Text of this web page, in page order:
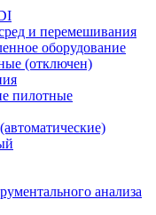
и перемешивания
оборудование
(отключен)
пилотные
анализа